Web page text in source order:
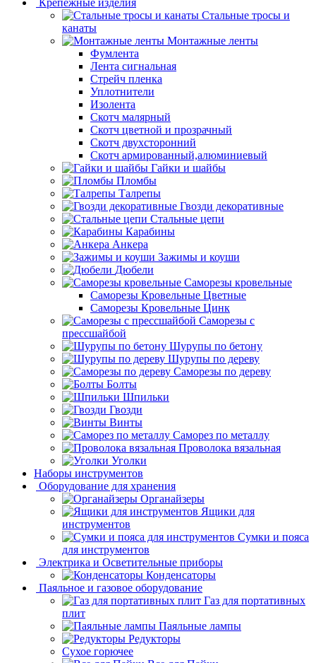
Крепежные изделия
Стальные тросы и
канаты
Монтажные ленты
Фумлента
Лента сигнальная
Стрейч пленка
Уплотнители
Изолента
Скотч малярный
Скотч цветной и прозрачный
Скотч двухсторонний
Скотч армированный,алюминиевый
Гайки и шайбы
Пломбы
Талрепы
Гвозди декоративные
Стальные цепи
Карабины
Анкера
Зажимы и коуши
Дюбели
Саморезы кровельные
Саморезы Кровельные Цветные
Саморезы Кровельные Цинк
Саморезы с
прессшайбой
Шурупы по бетону
Шурупы по дереву
Саморезы по дереву
Болты
Шпильки
Гвозди
Винты
Саморез по металлу
Проволока вязальная
Уголки
Наборы инструментов
Оборудование для хранения
Органайзеры
Ящики для
инструментов
Сумки и пояса
для инструментов
Электрика и Осветительные приборы
Конденсаторы
Паяльное и газовое оборудование
Газ для портативных
плит
Паяльные лампы
Редукторы
Сухое горючее